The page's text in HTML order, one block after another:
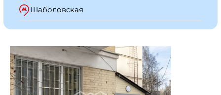
Шаболовская